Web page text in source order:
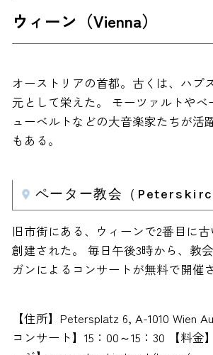
ウィーン（Vienna）
オーストリアの首都。古くは、ハプ
元として栄えた。 モーツァルトやベ
ューベルトなどの大音楽家たちが活
もある。
ペーター教会（
旧市街にある、ウィーンで2番目に
創建された。 毎日午後3時から、教
ガンによるコンサートが無料で開催
【住所】Petersplatz 6, A-1010 Wien
コンサート】15：00～15：30 【料金